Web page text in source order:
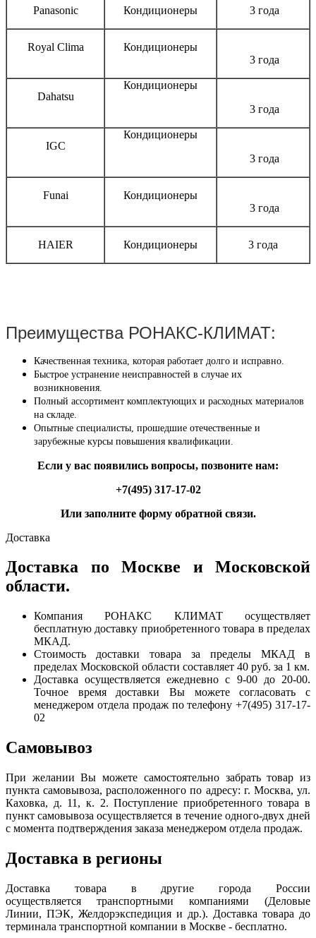
Panasonic Кондиционеры 3 года
Royal Clima
Кондиционеры
3 года
Dahatsu
Кондиционеры
3 года
IGC
Кондиционеры
3 года
Funai
Кондиционеры
3 года
HAIER Кондиционеры 3 года
Преимущества РОНАКС-КЛИМАТ:
Качественная техника, которая работает долго и исправно.
Быстрое устранение неисправностей в случае их
возникновения.
Полный ассортимент комплектующих и расходных материалов
на складе.
Опытные специалисты, прошедшие отечественные и
зарубежные курсы повышения квалификации.
Если у вас появились вопросы, позвоните нам:
+7(495) 317-17-02
Или заполните форму обратной связи.
Доставка
Доставка по Москве и Московской
области.
Компания РОНАКС КЛИМАТ осуществляет
бесплатную доставку приобретенного товара в пределах
МКАД.
Стоимость доставки товара за пределы МКАД в
пределах Московской области составляет 40 руб. за 1 км.
Доставка осуществляется ежедневно с 9-00 до 20-00.
Точное время доставки Вы можете согласовать с
менеджером отдела продаж по телефону +7(495) 317-17-
02
Самовывоз
При желании Вы можете самостоятельно забрать товар из
пункта самовывоза, расположенного по адресу: г. Москва, ул.
Каховка, д. 11, к. 2. Поступление приобретенного товара в
пункт самовывоза осуществляется в течение одного-двух дней
с момента подтверждения заказа менеджером отдела продаж.
Доставка в регионы
Доставка товара в другие города России
осуществляется транспортными компаниями (Деловые
Линии, ПЭК, Желдорэкспедиция и др.). Доставка товара до
терминала транспортной компании в Москве - бесплатно.